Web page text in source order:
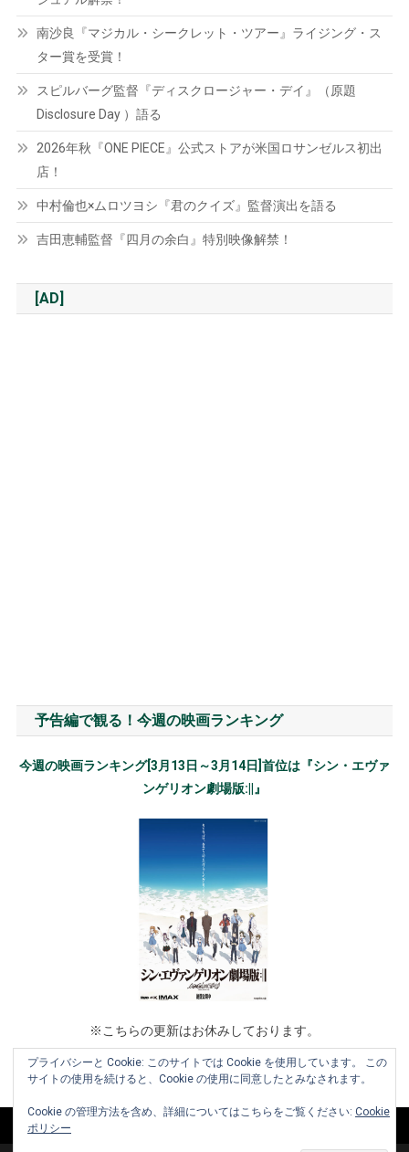
南沙良『マジカル・シークレット・ツアー』ライジング・ス
ター賞を受賞！
スピルバーグ監督『ディスクロージャー・デイ』（原題
Disclosure Day ）語る
2026年秋『ONE PIECE』公式ストアが米国ロサンゼルス初出
店！
中村倫也×ムロツヨシ『君のクイズ』監督演出を語る
吉田恵輔監督『四月の余白』特別映像解禁！
[AD]
予告編で観る！今週の映画ランキング
今週の映画ランキング[3月13日～3月14日]首位は『シン・エヴァ
ンゲリオン劇場版:||』
※こちらの更新はお休みしております。
プライバシーと Cookie: このサイトでは Cookie を使用しています。 この
サイトの使用を続けると、Cookie の使用に同意したとみなされます。
Cookie の管理方法を含め、詳細についてはこちらをご覧ください: Cookie
ポリシー